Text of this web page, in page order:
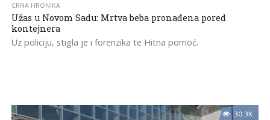
CRNA HRONIKA
Užas u Novom Sadu: Mrtva beba pronađena pored
kontejnera
Uz policiju, stigla je i forenzika te Hitna pomoć.
30.3K